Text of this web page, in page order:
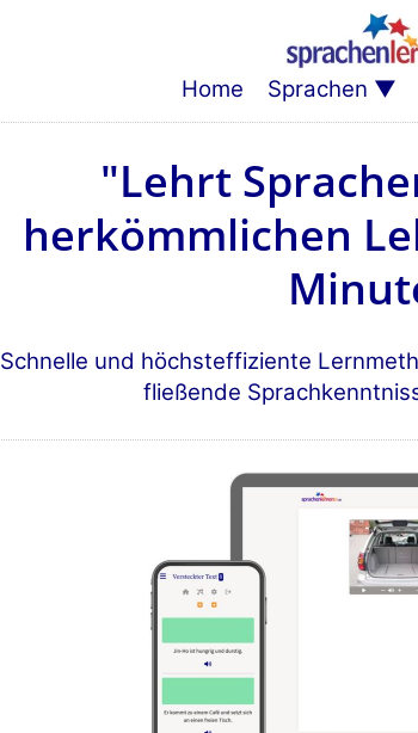
Home Sprachen
"Lehrt
herkömmlichen
Schnelle und höchsteffiziente
fließende